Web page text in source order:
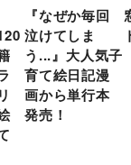
『なぜか毎回
泣けてしま
う...』大人気子
育て絵日記漫
画から単行本
発売！